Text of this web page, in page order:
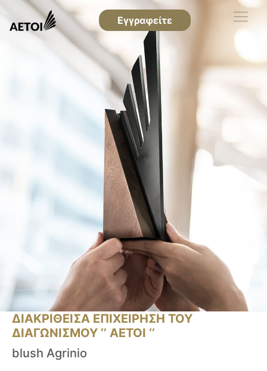
Εγγραφείτε
ΔΙΑΚΡΙΘΕΙΣΑ ΕΠΙΧΕΙΡΗΣΗ ΤΟΥ
ΔΙΑΓΩΝΙΣΜΟΥ ‘’ ΑΕΤΟΙ ‘’
blush Agrinio